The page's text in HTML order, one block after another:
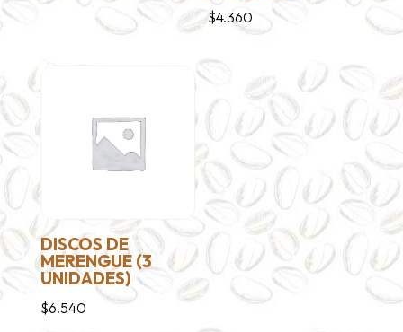
$4.360
DISCOS DE
MERENGUE (3
UNIDADES)
$6.540